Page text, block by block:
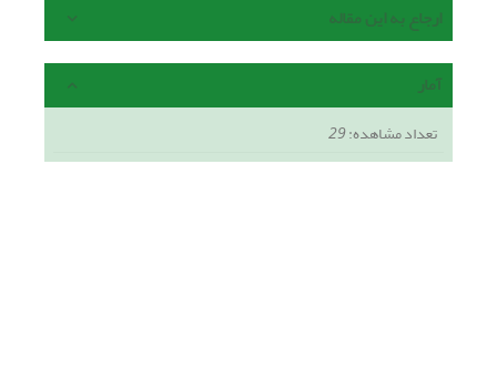
ارجاع به این مقاله
آمار
تعداد مشاهده:29